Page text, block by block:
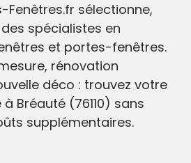
Fenêtres.fr sélectionne,
spécialistes en
et portes-fenêtres.
rénovation
déco : trouvez votre
Bréauté (76110) sans
supplémentaires.